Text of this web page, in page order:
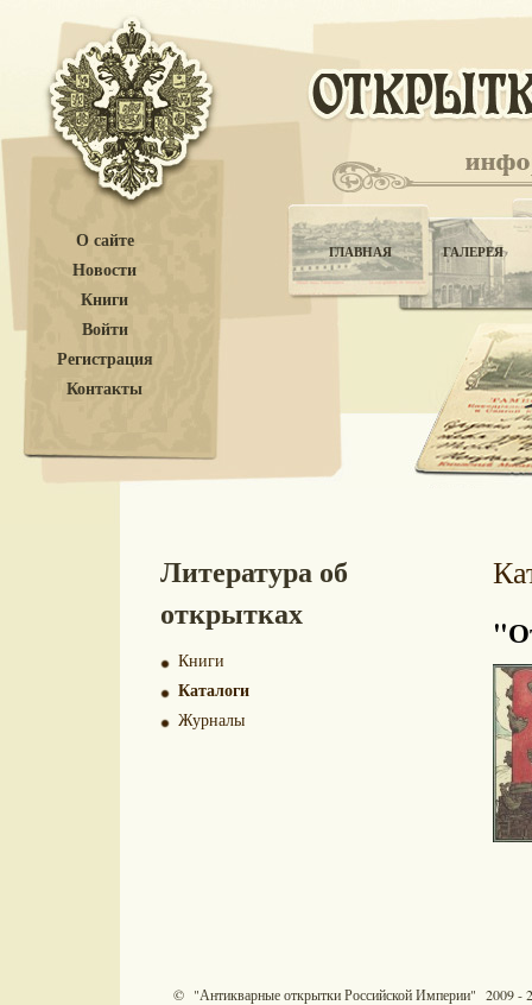
О сайте
Новости
Книги
Войти
Регистрация
Контакты
ГЛАВНАЯ ГАЛЕРЕЯ
Литература об
открытках
Книги
Каталоги
Журналы
© "Антикварные открытки Российской Империи" 2009 -